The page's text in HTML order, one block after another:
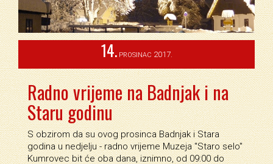
14. PROSINAC 2017.
Radno vrijeme na Badnjak i na
Staru godinu
S obzirom da su ovog prosinca Badnjak i Stara
godina u nedjelju - radno vrijeme Muzeja ''Staro selo''
Kumrovec bit će oba dana, iznimno, od 09:00 do